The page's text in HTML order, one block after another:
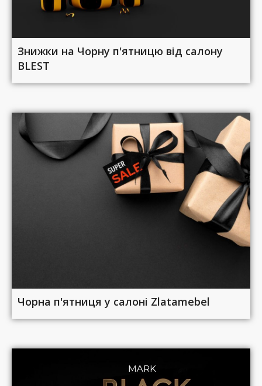
Знижки на Чорну п'ятницю від салону
BLEST
Чорна п'ятниця у салоні Zlatamebel